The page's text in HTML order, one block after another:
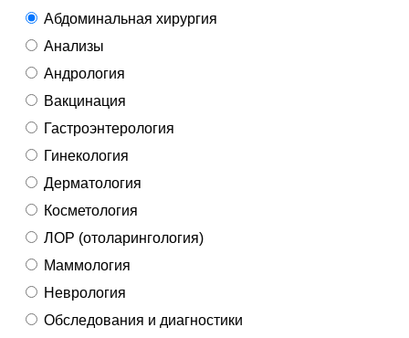
Абдоминальная хирургия
Анализы
Андрология
Вакцинация
Гастроэнтерология
Гинекология
Дерматология
Косметология
ЛОР (отоларингология)
Маммология
Неврология
Обследования и диагностики